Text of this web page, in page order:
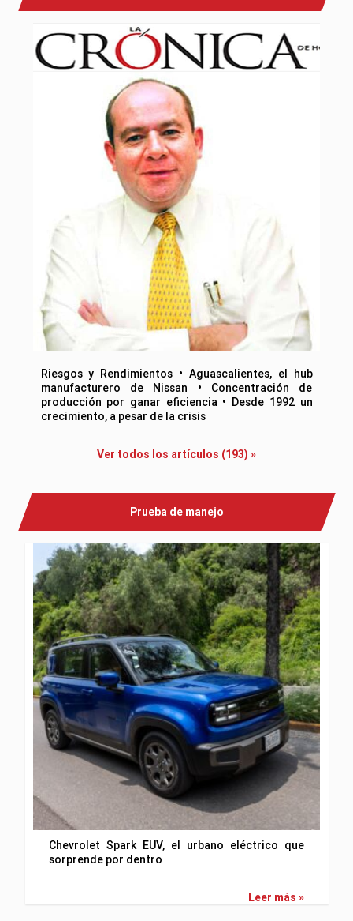
Riesgos y Rendimientos • Aguascalientes, el hub
manufacturero de Nissan • Concentración de
producción por ganar eficiencia • Desde 1992 un
crecimiento, a pesar de la crisis
Ver todos los artículos (193) »
Prueba de manejo
Chevrolet Spark EUV, el urbano eléctrico que
sorprende por dentro
Leer más »